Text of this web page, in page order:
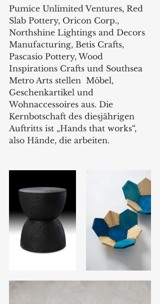
Pumice Unlimited Ventures, Red
Slab Pottery, Oricon Corp.,
Northshine Lightings and Decors
Manufacturing, Betis Crafts,
Pascasio Pottery, Wood
Inspirations Crafts und Southsea
Metro Arts stellen  Möbel,
Geschenkartikel und
Wohnaccessoires aus. Die
Kernbotschaft des diesjährigen
Auftritts ist „Hands that works“,
also Hände, die arbeiten.